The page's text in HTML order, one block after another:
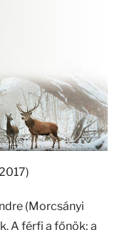
(Morcsányi
A férfi a főnök; a